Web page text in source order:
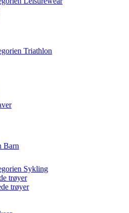
Triathlon
Sykling
trøyer